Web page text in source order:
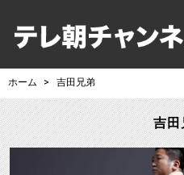
ホーム 吉田兄弟
吉田